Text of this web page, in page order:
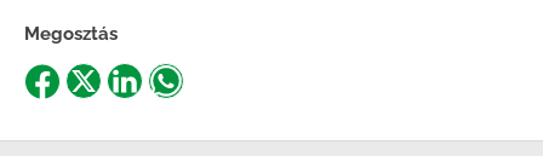
Megosztás
ShareShareShareShare